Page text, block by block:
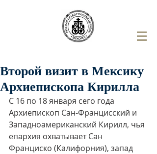
Второй визит в Мексику
Архиепископа Кирилла
С 16 по 18 января сего года
Архиепископ Сан-Францисский и
Западноамериканский Кирилл, чья
епархия охватывает Сан
Франциско (Калифорния), запад